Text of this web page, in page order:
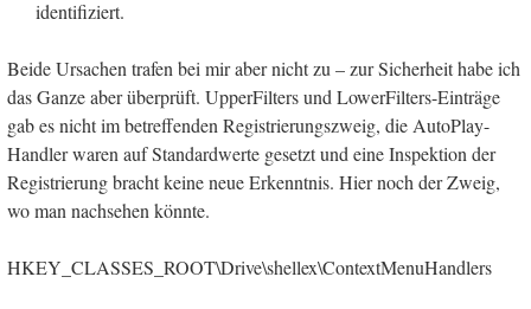
identifiziert.
Beide Ursachen trafen bei mir aber nicht zu – zur Sicherheit habe ich
das Ganze aber überprüft. UpperFilters und LowerFilters-Einträge
gab es nicht im betreffenden Registrierungszweig, die AutoPlay-
Handler waren auf Standardwerte gesetzt und eine Inspektion der
Registrierung bracht keine neue Erkenntnis. Hier noch der Zweig,
wo man nachsehen könnte.
HKEY_CLASSES_ROOT\Drive\shellex\ContextMenuHandlers